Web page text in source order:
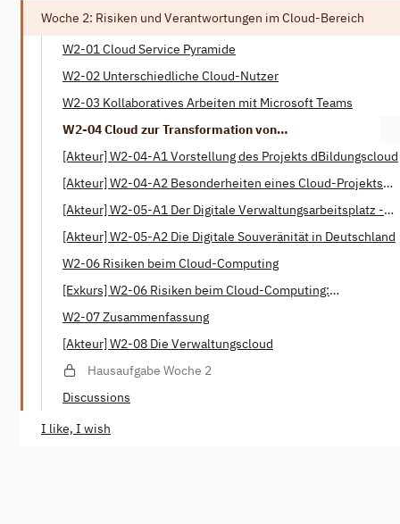
Woche 2: Risiken und Verantwortungen im Cloud-Bereich
W2-01 Cloud Service Pyramide
W2-02 Unterschiedliche Cloud-Nutzer
W2-03 Kollaboratives Arbeiten mit Microsoft Teams
W2-04 Cloud zur Transformation von
[Akteur] W2-04-A1 Vorstellung des Projekts dBildungscloud
[Akteur] W2-04-A2 Besonderheiten eines Cloud-Projekts
[Akteur] W2-05-A1 Der Digitale Verwaltungsarbeitsplatz -
[Akteur] W2-05-A2 Die Digitale Souveränität in Deutschland
W2-06 Risiken beim Cloud-Computing
[Exkurs] W2-06 Risiken beim Cloud-Computing:
W2-07 Zusammenfassung
[Akteur] W2-08 Die Verwaltungscloud
Hausaufgabe Woche 2
Discussions
I like, I wish